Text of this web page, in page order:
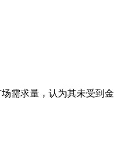
需求量，认为其未受到